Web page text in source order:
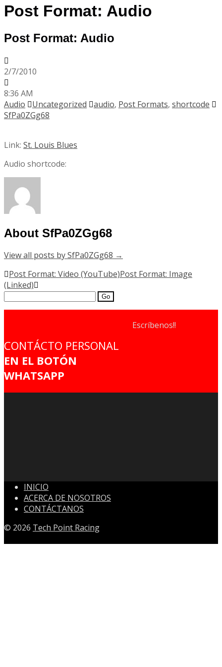
Post Format: Audio
Post Format: Audio
2/7/2010
8:36 AM
Audio
Uncategorized audio, Post Formats, shortcode
SfPa0ZGg68
Link: St. Louis Blues
Audio shortcode:
About SfPa0ZGg68
View all posts by SfPa0ZGg68 →
Post
navigation
Post Format: Video (YouTube)Post Format: Image
(Linked)
Search
CONTÁCTO PERSONAL
EN EL BOTÓN
WHATSAPP
Escríbenos!!
INICIO
ACERCA DE NOSOTROS
CONTÁCTANOS
© 2026 Tech Point Racing